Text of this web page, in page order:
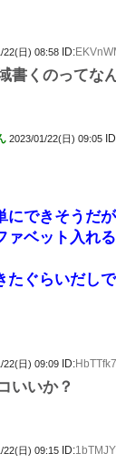
22(日) 08:58 ID:
書くのってな
2023/01/22(日) 09:05
にできそうだ
ァベット入れ
たぐらいだし
22(日) 09:09 ID:
いいか？
22(日) 09:15 ID: